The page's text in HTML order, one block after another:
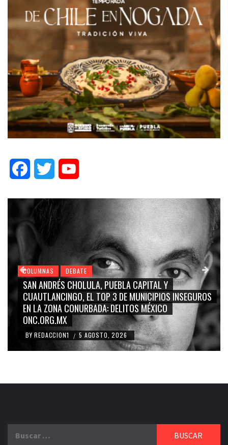
FacebookTwitter
COLUMNAS DEBATE
GRACE PALOMARES, NAY SALVATORI, SERGIO MAYER,
CARMEN SALINAS “LA CORCHOLATA”, CUAUHTÉMOC
BLANCO, SILVIA PINAL: LA TRIVIALIZACIÓN Y
RIDICULIZACIÓN DE LA REPRESENTACIÓN CIUDADANA
BY REDACCION1 / 4 AGOSTO, 2026